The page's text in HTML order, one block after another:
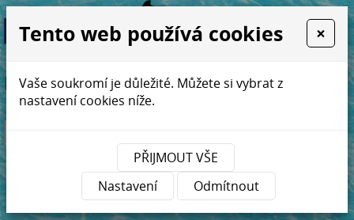
Relaxujte v bazénech Plavur ...
BAZÉNY ZASTŘEŠENÍ BAZÉNŮ
REKONSTRUKCE BAZÉNOVÁ CHEMIE E-SHOP
Tento web používá cookies ×
Vaše soukromí je důležité. Můžete si vybrat z
nastavení cookies níže.
PŘIJMOUT VŠE
Nastavení
Odmítnout